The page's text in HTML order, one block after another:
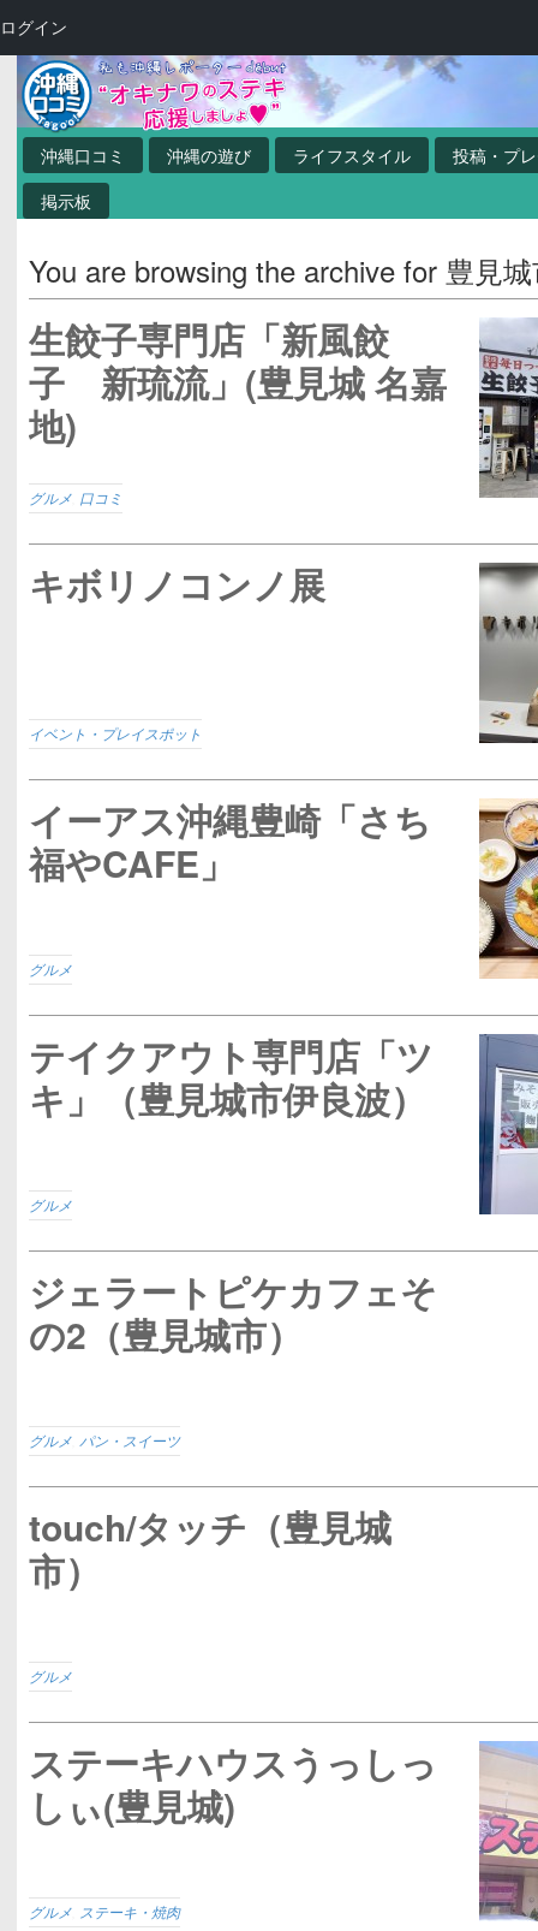
沖縄口コミ 沖縄の遊び ライフスタイル
投稿・プ
掲示板
You are browsing the archive for 豊見
生餃子専門店「新風餃
子 新琉流」(豊見城 名嘉
地)
グルメ 口コミ
キボリノコンノ展
イベント・プレイスポット
イーアス沖縄豊崎「さち
福やCAFE」
グルメ
テイクアウト専門店「ツ
キ」（豊見城市伊良波）
グルメ
ジェラートピケカフェそ
の2（豊見城市）
グルメ パン・スイーツ
touch/タッチ（豊見城
市）
グルメ
ステーキハウスうっしっ
しぃ(豊見城)
グルメ ステーキ・焼肉
ログイン